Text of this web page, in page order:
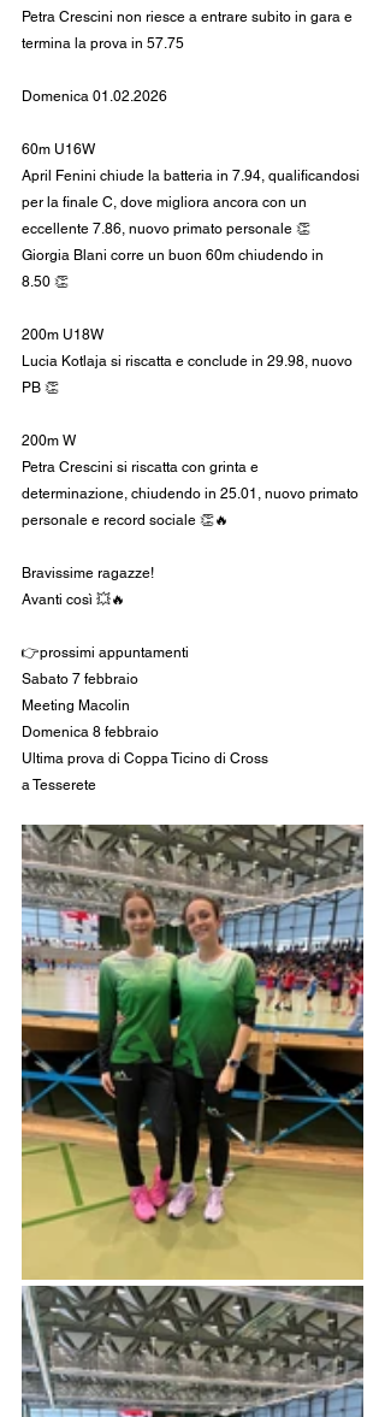
Petra Crescini non riesce a entrare subito in gara e
termina la prova in 57.75
Domenica 01.02.2026
60m U16W
April Fenini chiude la batteria in 7.94, qualificandosi
per la finale C, dove migliora ancora con un
eccellente 7.86, nuovo primato personale 👏
Giorgia Blani corre un buon 60m chiudendo in
8.50 👏
200m U18W
Lucia Kotlaja si riscatta e conclude in 29.98, nuovo
PB 👏
200m W
Petra Crescini si riscatta con grinta e
determinazione, chiudendo in 25.01, nuovo primato
personale e record sociale 👏🔥
Bravissime ragazze!
Avanti così 💥🔥
👉prossimi appuntamenti
Sabato 7 febbraio
Meeting Macolin
Domenica 8 febbraio
Ultima prova di Coppa Ticino di Cross
a Tesserete